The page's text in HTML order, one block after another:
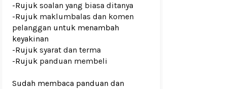
-Rujuk soalan yang biasa ditanya
-Rujuk maklumbalas dan komen
pelanggan untuk menambah
keyakinan
-Rujuk syarat dan terma
-Rujuk panduan membeli
Sudah membaca panduan dan